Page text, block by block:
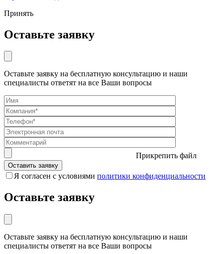
Принять
Оставьте заявку
Оставьте заявку на бесплатную консультацию и наши
специалисты ответят на все Ваши вопросы
Прикрепить файл
Я согласен с условиями политики конфиденциальности
Оставьте заявку
Оставьте заявку на бесплатную консультацию и наши
специалисты ответят на все Ваши вопросы